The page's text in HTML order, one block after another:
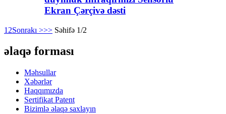
Ekran Çərçivə dəsti
1 2Sonrakı >>> Səhifə 1/2
əlaqə forması
Məhsullar
Xəbərlər
Haqqımızda
Sertifikat Patent
Bizimlə əlaqə saxlayın